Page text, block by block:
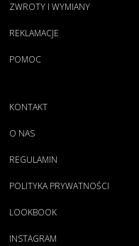
ZWROTY I WYMIANY
REKLAMACJE
POMOC
KONTAKT
O NAS
REGULAMIN
POLITYKA PRYWATNOŚCI
LOOKBOOK
INSTAGRAM